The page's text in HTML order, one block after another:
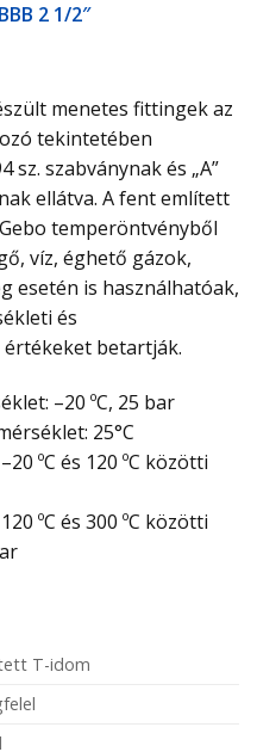
2 1/2″
menetes fittingek az
tekintetében
sz. szabványnak és „A”
ellátva. A fent említett
temperöntvényből
víz, éghető gázok,
esetén is használhatóak,
és
betartják.
–20 ºC, 25 bar
25°C
ºC és 120 ºC közötti
ºC és 300 ºC közötti
T-idom